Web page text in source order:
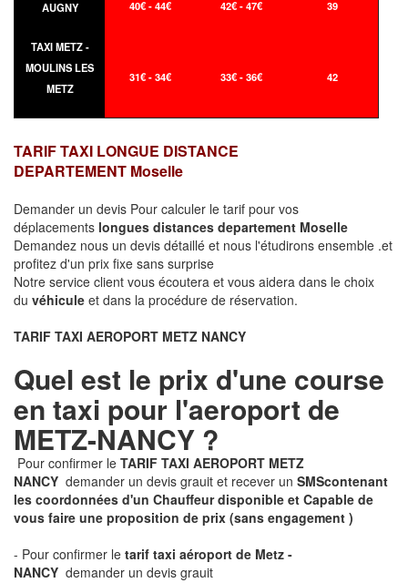
AUGNY
40€ - 44€ 42€ - 47€ 39
TAXI METZ -
MOULINS LES
METZ
31€ - 34€ 33€ - 36€ 42
TARIF TAXI LONGUE DISTANCE
DEPARTEMENT Moselle
Demander un devis Pour calculer le tarif pour vos
déplacements longues distances departement Moselle
Demandez nous un devis détaillé et nous l'étudirons ensemble .et
profitez d'un prix fixe sans surprise
Notre service client vous écoutera et vous aidera dans le choix
du véhicule et dans la procédure de réservation.
TARIF TAXI AEROPORT METZ NANCY
Quel est le prix d'une course
en taxi pour l'aeroport de
METZ-NANCY ?
Pour confirmer le TARIF TAXI AEROPORT METZ
NANCY demander un devis grauit et recever un SMScontenant
les coordonnées d'un Chauffeur disponible et Capable de
vous faire une proposition de prix (sans engagement )
- Pour confirmer le tarif taxi aéroport de Metz -
NANCY demander un devis grauit